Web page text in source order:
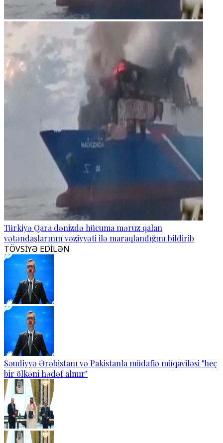
Türkiyə Qara dənizdə hücuma məruz qalan
vətəndaşlarının vəziyyəti ilə maraqlandığını bildirib
TÖVSİYƏ EDİLƏN
Səudiyyə Ərəbistanı və Pakistanla müdafiə müqaviləsi "heç
bir ölkəni hədəf almır"